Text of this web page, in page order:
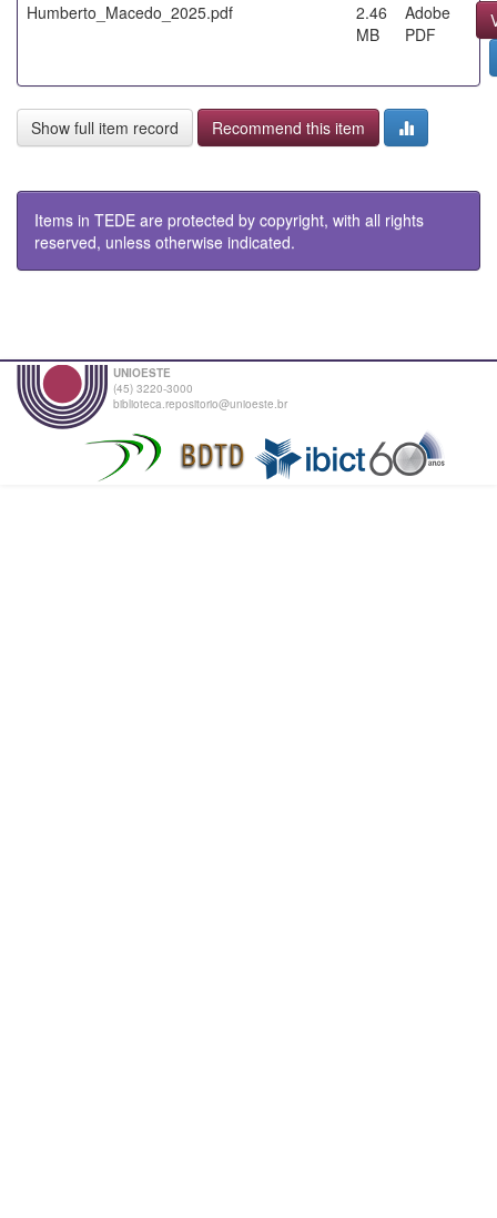
Humberto_Macedo_2025.pdf
2.46
MB
Adobe
PDF
Show full item record Recommend this item
Items in TEDE are protected by copyright, with all rights
reserved, unless otherwise indicated.
UNIOESTE
(45) 3220-3000
biblioteca.repositorio@unioeste.br